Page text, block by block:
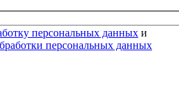
персональных данных и
персональных данных